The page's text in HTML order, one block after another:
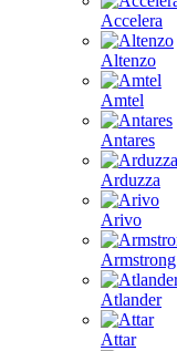
Accelera
Altenzo
Amtel
Antares
Arduzza
Arivo
Armstrong
Atlander
Attar